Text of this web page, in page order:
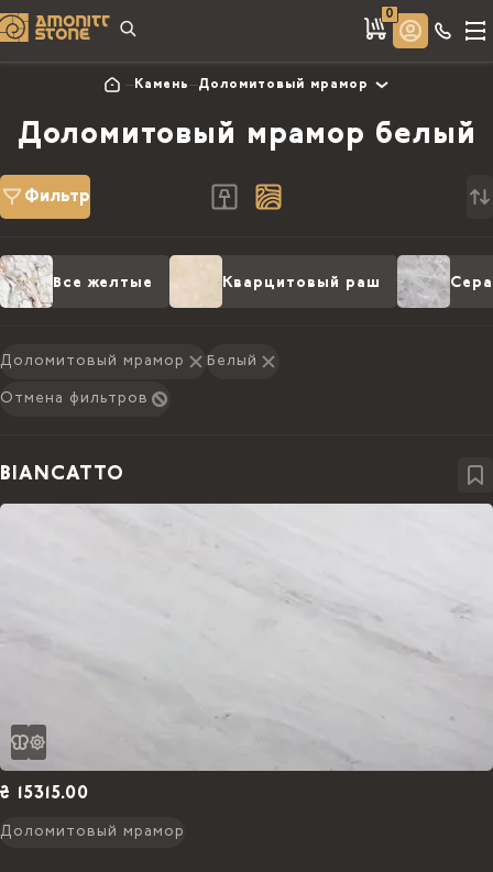
0
Камень Доломитовый мрамор
Доломитовый мрамор белый
Фильтр
Все желтые Кварцитовый раш
Доломитовый мрамор Белый
Отмена фильтров
BIANCATTO
₴ 15315.00
Доломитовый мрамор